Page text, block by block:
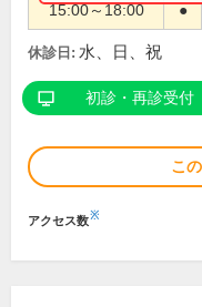
15:00～18:00 ●
休診日: 水、日、祝
初診・再診受付
こ
アクセス数※